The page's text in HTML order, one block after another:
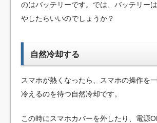
のはバッテリーです。では、バッテリー
やしたらいいのでしょうか？
自然冷却する
スマホが熱くなったら、スマホの操作を
冷えるのを待つ自然冷却です。
この時にスマホカバーを外したり、電源